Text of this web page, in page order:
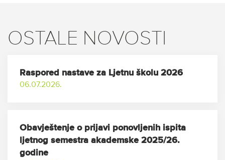
OSTALE NOVOSTI
Raspored nastave za Ljetnu školu 2026
06.07.2026.
Obavještenje o prijavi ponovljenih ispita
ljetnog semestra akademske 2025/26.
godine